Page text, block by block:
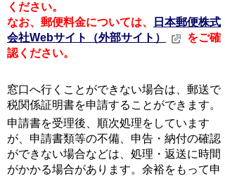
ください。
なお、郵便料金については、
日本郵便株式
会社Webサイト（外部サイト）
をご確
認ください。
窓口へ行くことができない場合は、郵送で
税関係証明書を申請することができます。
申請書を受理後、順次処理をしています
が、申請書類等の不備、申告・納付の確認
ができない場合などは、処理・返送に時間
がかかる場合があります。余裕をもって申